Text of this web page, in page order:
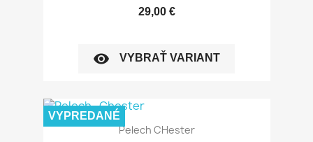
29,00 €
visibility VYBRAŤ VARIANT
Pelech CHester
VYPREDANÉ